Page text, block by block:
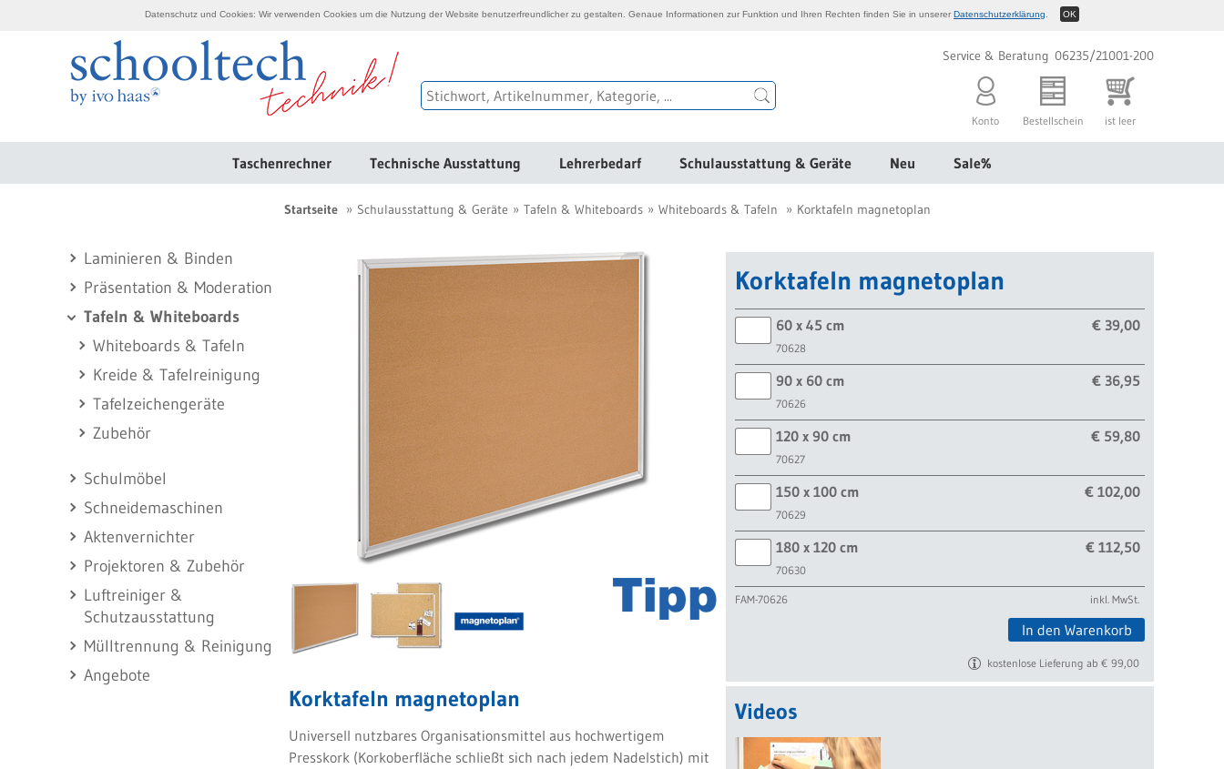
Service & Beratung 06235/21001-200
Konto Bestellschein ist leer
Taschenrechner Technische Ausstattung Lehrerbedarf Schulausstattung & Geräte Neu Sale%
Laminieren & Binden
Präsentation & Moderation
Tafeln & Whiteboards
Whiteboards & Tafeln
Kreide & Tafelreinigung
Tafelzeichengeräte
Zubehör
Schulmöbel
Schneidemaschinen
Aktenvernichter
Projektoren & Zubehör
Luftreiniger &
Schutzausstattung
Mülltrennung & Reinigung
Angebote
Startseite Schulausstattung & Geräte Tafeln & Whiteboards Whiteboards & Tafeln Korktafeln magnetoplan
Korktafeln magnetoplan
60 x 45 cm
70628
€ 39,00
90 x 60 cm
70626
€ 36,95
120 x 90 cm
70627
€ 59,80
150 x 100 cm
70629
€ 102,00
180 x 120 cm
70630
€ 112,50
FAM-70626 inkl. MwSt.
In den Warenkorb
kostenlose Lieferung ab € 99,00
Videos
Korktafeln magnetoplan
Universell nutzbares Organisationsmittel aus hochwertigem
Presskork (Korkoberfläche schließt sich nach jedem Nadelstich) mit
Datenschutz und Cookies: Wir verwenden Cookies um die Nutzung der Website benutzerfreundlicher zu gestalten. Genaue Informationen zur Funktion und Ihren Rechten finden Sie in unserer Datenschutzerklärung OK